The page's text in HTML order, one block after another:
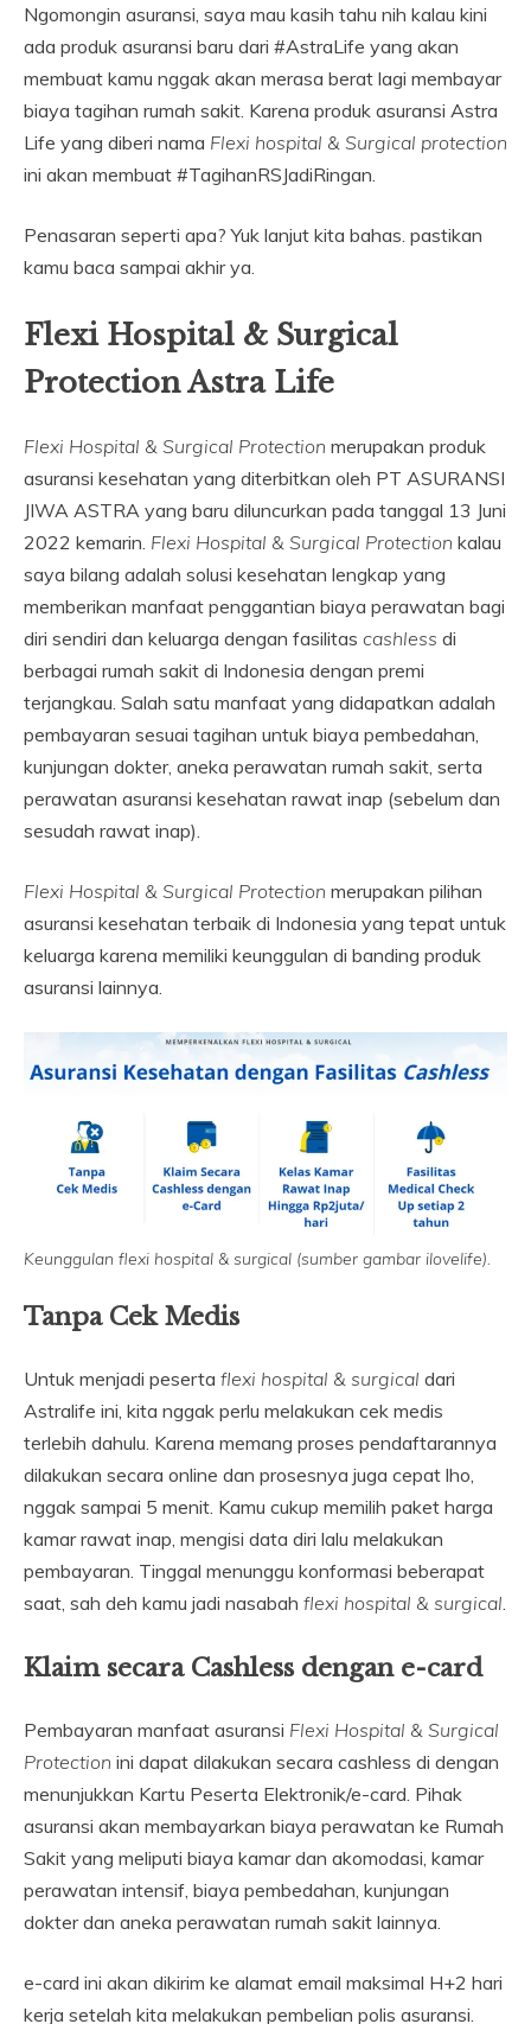
Ngomongin asuransi, saya mau kasih tahu nih kalau kini
ada produk asuransi baru dari #AstraLife yang akan
membuat kamu nggak akan merasa berat lagi membayar
biaya tagihan rumah sakit. Karena produk asuransi Astra
Life yang diberi nama Flexi hospital & Surgical protection
ini akan membuat #TagihanRSJadiRingan.
Penasaran seperti apa? Yuk lanjut kita bahas. pastikan
kamu baca sampai akhir ya.
Flexi Hospital & Surgical
Protection Astra Life
Flexi Hospital & Surgical Protection merupakan produk
asuransi kesehatan yang diterbitkan oleh PT ASURANSI
JIWA ASTRA yang baru diluncurkan pada tanggal 13 Juni
2022 kemarin. Flexi Hospital & Surgical Protection kalau
saya bilang adalah solusi kesehatan lengkap yang
memberikan manfaat penggantian biaya perawatan bagi
diri sendiri dan keluarga dengan fasilitas cashless di
berbagai rumah sakit di Indonesia dengan premi
terjangkau. Salah satu manfaat yang didapatkan adalah
pembayaran sesuai tagihan untuk biaya pembedahan,
kunjungan dokter, aneka perawatan rumah sakit, serta
perawatan asuransi kesehatan rawat inap (sebelum dan
sesudah rawat inap).
Flexi Hospital & Surgical Protection merupakan pilihan
asuransi kesehatan terbaik di Indonesia yang tepat untuk
keluarga karena memiliki keunggulan di banding produk
asuransi lainnya.
Keunggulan flexi hospital & surgical (sumber gambar ilovelife).
Tanpa Cek Medis
Untuk menjadi peserta flexi hospital & surgical dari
Astralife ini, kita nggak perlu melakukan cek medis
terlebih dahulu. Karena memang proses pendaftarannya
dilakukan secara online dan prosesnya juga cepat lho,
nggak sampai 5 menit. Kamu cukup memilih paket harga
kamar rawat inap, mengisi data diri lalu melakukan
pembayaran. Tinggal menunggu konformasi beberapat
saat, sah deh kamu jadi nasabah flexi hospital & surgical.
Klaim secara Cashless dengan e-card
Pembayaran manfaat asuransi Flexi Hospital & Surgical
Protection ini dapat dilakukan secara cashless di dengan
menunjukkan Kartu Peserta Elektronik/e-card. Pihak
asuransi akan membayarkan biaya perawatan ke Rumah
Sakit yang meliputi biaya kamar dan akomodasi, kamar
perawatan intensif, biaya pembedahan, kunjungan
dokter dan aneka perawatan rumah sakit lainnya.
e-card ini akan dikirim ke alamat email maksimal H+2 hari
kerja setelah kita melakukan pembelian polis asuransi.